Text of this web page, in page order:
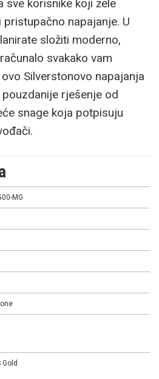
sve korisnike koji žele
napajanje. U
složiti moderno,
svakako vam
Silverstonovo napajanja
rješenje od
snage koja potpisuju
MG
Gold